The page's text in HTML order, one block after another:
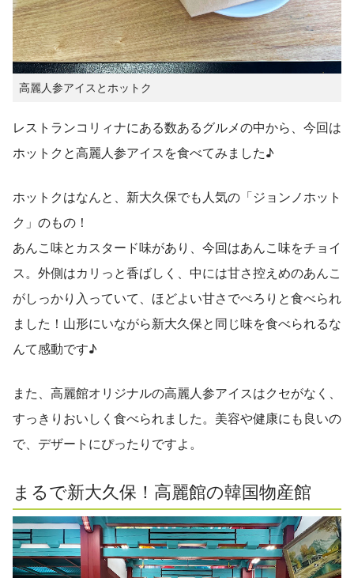
高麗人参アイスとホットク
レストランコリィナにある数あるグルメの中から、今回は
ホットクと高麗人参アイスを食べてみました♪
ホットクはなんと、新大久保でも人気の「ジョンノホット
ク」のもの！
あんこ味とカスタード味があり、今回はあんこ味をチョイ
ス。外側はカリっと香ばしく、中には甘さ控えめのあんこ
がしっかり入っていて、ほどよい甘さでぺろりと食べられ
ました！山形にいながら新大久保と同じ味を食べられるな
んて感動です♪
また、高麗館オリジナルの高麗人参アイスはクセがなく、
すっきりおいしく食べられました。美容や健康にも良いの
で、デザートにぴったりですよ。
まるで新大久保！高麗館の韓国物産館